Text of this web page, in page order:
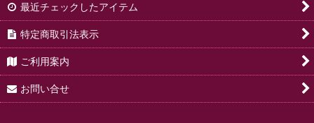
最近チェックしたアイテム
特定商取引法表示
ご利用案内
お問い合せ